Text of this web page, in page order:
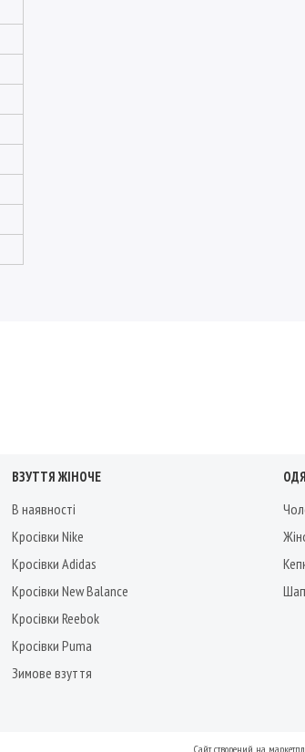
ВЗУТТЯ ЖІНОЧЕ
В наявності
Кросівки Nike
Кросівки Adidas
Кросівки New Balance
Кросівки Reebok
Кросівки Puma
Зимове взуття
Сайт створений на